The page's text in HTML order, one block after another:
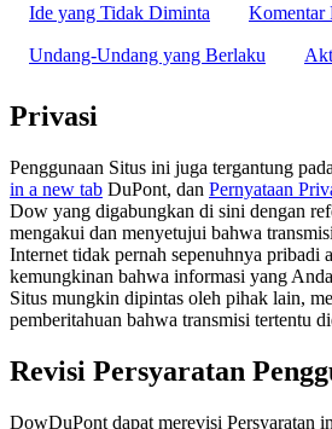
Ide yang Tidak Diminta Komentar
Undang-Undang yang Berlaku
Privasi
Penggunaan Situs ini juga tergantung pada
in a new tab DuPont, dan Pernyataan
Dow yang digabungkan di sini dengan
mengakui dan menyetujui bahwa
Internet tidak pernah sepenuhnya pribadi
kemungkinan bahwa informasi yang
Situs mungkin dipintas oleh pihak lain,
pemberitahuan bahwa transmisi tertentu
Revisi Persyaratan
DowDuPont dapat merevisi Persyaratan